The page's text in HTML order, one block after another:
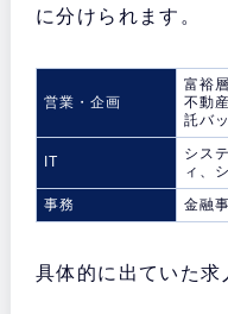
に分けられます。
営業・企画
富裕
不動
託バ
IT
シス
ィ、
事務
金融
具体的に出ていた求